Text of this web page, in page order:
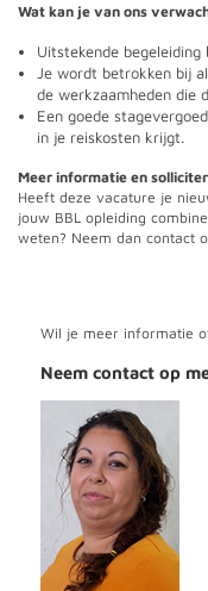
Wat kan je van ons
Uitstekende
Je wordt betrokken bij
de werkzaamheden die
Een goede
in je reiskosten krijgt.
Meer informatie en
Heeft deze vacature je
jouw BBL opleiding
weten? Neem dan contact
Wil je meer informatie
Neem contact op